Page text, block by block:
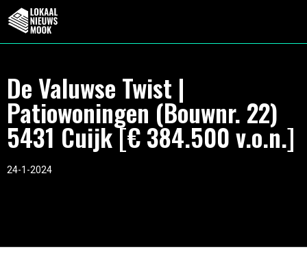
De Valuwse Twist |
Patiowoningen (Bouwnr. 22)
5431 Cuijk [€ 384.500 v.o.n.]
24-1-2024